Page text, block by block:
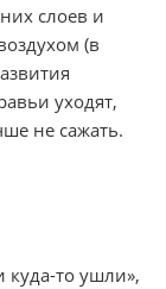
слоев и
(в
уходят,
не сажать.
куда-то ушли»,